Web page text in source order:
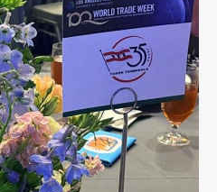
to receive Marketing and
Terminals, 701 New Dock St., Port
Island, CA, 90731, US,
consent to receive emails at any
link, found at the bottom of every
Contact. Our Privacy Policy.
up!